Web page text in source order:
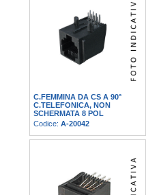
C.FEMMINA DA CS A 90°
C.TELEFONICA, NON
SCHERMATA 8 POL
Codice: A-20042